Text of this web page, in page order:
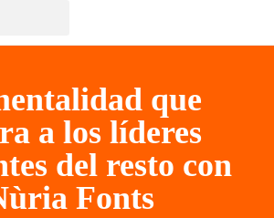
que
a los líderes
del resto con
Fonts